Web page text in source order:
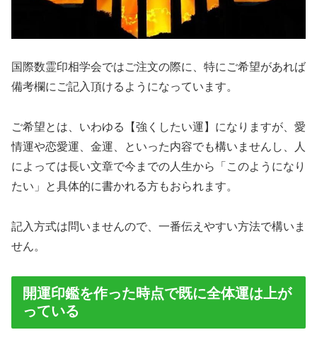
国際数霊印相学会ではご注文の際に、特にご希望があれば
備考欄にご記入頂けるようになっています。
ご希望とは、いわゆる【強くしたい運】になりますが、愛
情運や恋愛運、金運、といった内容でも構いませんし、人
によっては長い文章で今までの人生から「このようになり
たい」と具体的に書かれる方もおられます。
記入方式は問いませんので、一番伝えやすい方法で構いま
せん。
開運印鑑を作った時点で既に全体運は上が
っている